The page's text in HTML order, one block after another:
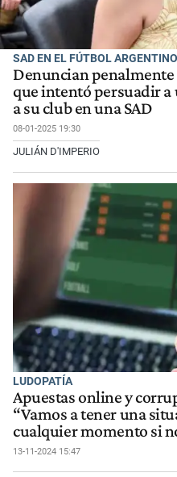
SAD EN EL FÚTBOL ARGENTINO
Denuncian
que intentó persuadir
a su club en una SAD
08-01-2025 19:30
JULIÁN D'IMPERIO
LUDOPATÍA
Apuestas online y
“Vamos a tener una
cualquier momento si
13-11-2024 15:47